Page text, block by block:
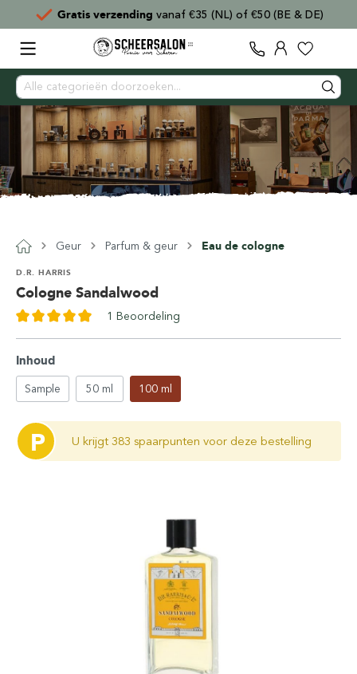
Gratis verzending vanaf €35 (NL) of €50 (BE & DE)
Geur Parfum & geur Eau de cologne
Cologne Sandalwood
D.R. HARRIS
1 Beoordeling
Inhoud
Sample 50 ml 100 ml
P U krijgt 383 spaarpunten voor deze bestelling